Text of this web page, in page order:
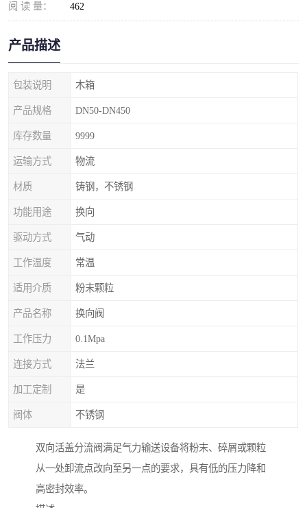
阅 读 量： 462
产品描述
包装说明 木箱
产品规格 DN50-DN450
库存数量 9999
运输方式 物流
材质 铸钢，不锈钢
功能用途 换向
驱动方式 气动
工作温度 常温
适用介质 粉末颗粒
产品名称 换向阀
工作压力 0.1Mpa
连接方式 法兰
加工定制 是
阀体 不锈钢
双向活盖分流阀满足气力输送设备将粉末、碎屑或颗粒
从一处卸流点改向至另一点的要求，具有低的压力降和
高密封效率。